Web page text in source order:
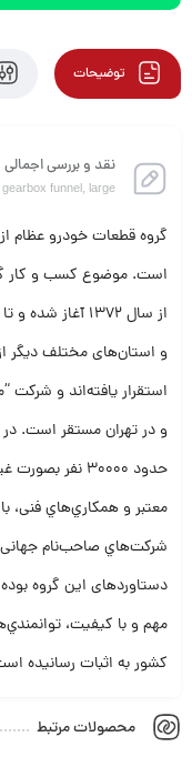
توضیحات
نقد و بررسی اجمالی
funnel, large
است. موضوع کسب و کار
از سال 1372
و استان‌های مختلف دیگر از
استقرار یافته‌اند و شرکت
حدود 30000
معتبر و همکاري‌هاي فنی، با
دستاوردهای این گروه
مهم و با کیفیت،
کشور به اثبات رسانیده
محصولات مرتبط